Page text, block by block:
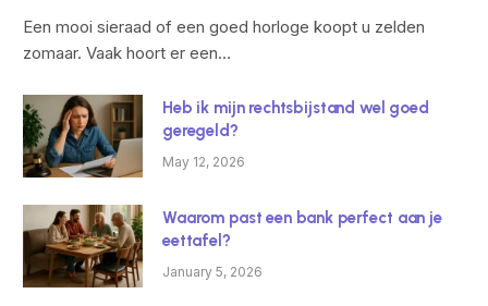
Een mooi sieraad of een goed horloge koopt u zelden
zomaar. Vaak hoort er een…
Heb ik mijn rechtsbijstand wel goed
geregeld?
May 12, 2026
Waarom past een bank perfect aan je
eettafel?
January 5, 2026